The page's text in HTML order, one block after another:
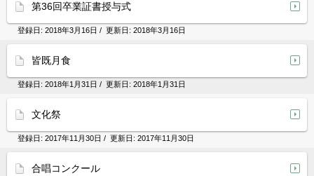
第36回卒業証書授与式
登録日: 2018年3月16日 / 更新日: 2018年3月16日
皆既月食
登録日: 2018年1月31日 / 更新日: 2018年1月31日
文化祭
登録日: 2017年11月30日 / 更新日: 2017年11月30日
合唱コンクール